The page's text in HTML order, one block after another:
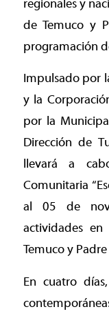
regionales y
de Temuco y
programación
Impulsado por
y la
por la
Dirección de
llevará a
Comunitaria
al 05 de
actividades en
Temuco y Padre
En cuatro